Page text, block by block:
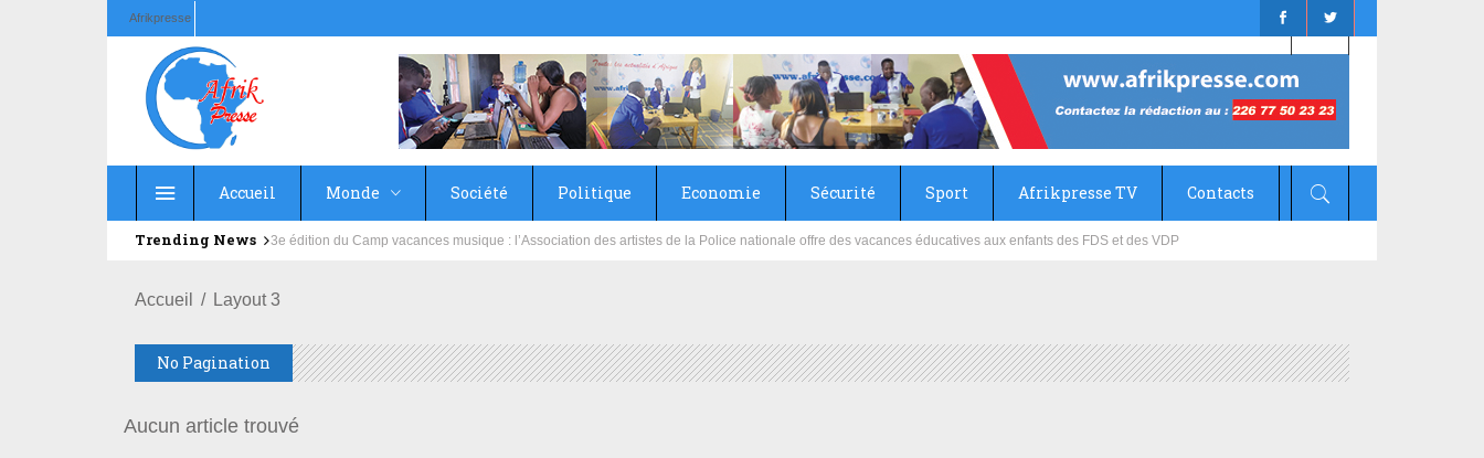
Afrikpresse
Accueil Monde Société Politique Economie Sécurité Sport Afrikpresse TV Contacts
Trending News 3e édition du Camp vacances musique : l’Association des artistes de la Police nationale offre des vacances éducatives aux enfants des FDS et des VDP
Accueil Layout 3
No Pagination
Aucun article trouvé